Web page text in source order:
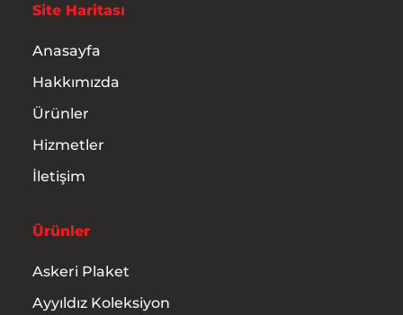
Site Haritası
Anasayfa
Hakkımızda
Ürünler
Hizmetler
İletişim
Ürünler
Askeri Plaket
Ayyıldız Koleksiyon